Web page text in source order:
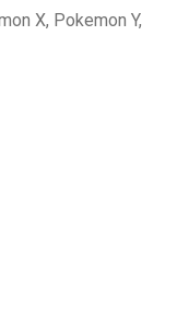
X, Pokemon Y,